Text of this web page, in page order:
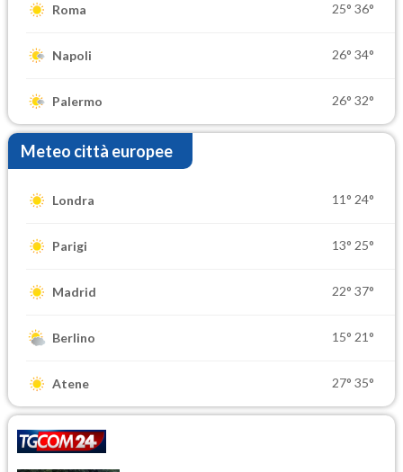
Roma 25° 36°
Napoli 26° 34°
Palermo 26° 32°
Meteo città europee
Londra 11° 24°
Parigi 13° 25°
Madrid 22° 37°
Berlino 15° 21°
Atene 27° 35°